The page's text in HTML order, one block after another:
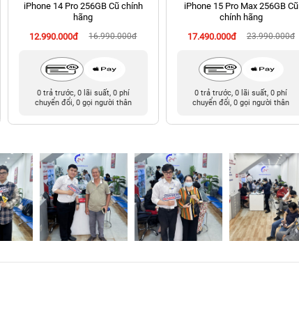
iPhone 14 Pro 256GB Cũ chính
hãng
12.990.000đ
16.990.000đ
0 trả trước, 0 lãi suất, 0 phí
chuyển đổi, 0 gọi người thân
iPhone 15 Pro Max 256GB Cũ
chính hãng
17.490.000đ
23.990.000đ
0 trả trước, 0 lãi suất, 0 phí
chuyển đổi, 0 gọi người thân